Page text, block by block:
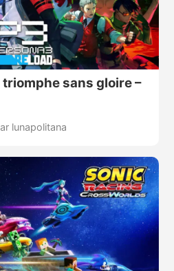
triomphe sans gloire –
lunapolitana